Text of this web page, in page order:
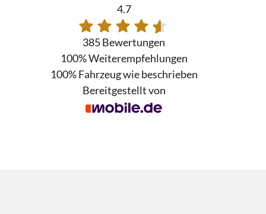
4.7
385 Bewertungen
100%Weiterempfehlungen
100%Fahrzeug wie beschrieben
Bereitgestellt von